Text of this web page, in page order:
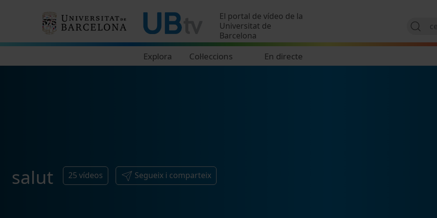
El portal de vídeo de la
Universitat de
Barcelona
Explora Col·leccions En directe
salut 25 vídeos Segueix i comparteix